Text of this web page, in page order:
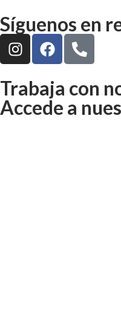
Síguenos en
Trabaja con
Accede a